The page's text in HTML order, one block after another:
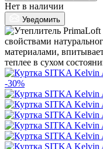
Нет в наличии
Уведомить
-30%